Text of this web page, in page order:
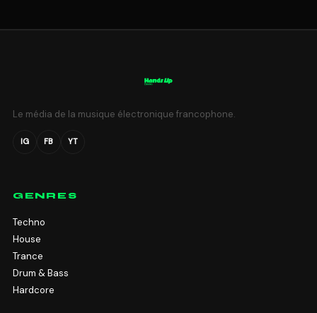
Le média de la musique électronique francophone.
IG FB YT
GENRES
Techno
House
Trance
Drum & Bass
Hardcore